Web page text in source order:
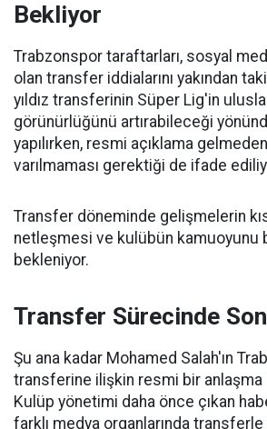
Bekliyor
Trabzonspor taraftarları, sosyal
olan transfer iddialarını yakından
yıldız transferinin Süper Lig'in
görünürlüğünü artırabileceği
yapılırken, resmi açıklama
varılmaması gerektiği de ifade
Transfer döneminde gelişmelerin
netleşmesi ve kulübün kamuoyunu
bekleniyor.
Transfer Sürecinde
Şu ana kadar Mohamed Salah'ın
transferine ilişkin resmi bir anlaşma
Kulüp yönetimi daha önce çıkan
farklı medya organlarında